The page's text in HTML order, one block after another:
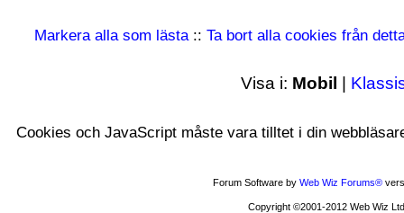
Markera alla som lästa :: Ta bort alla cookies från
Visa i: Mobil |
Cookies och JavaScript måste vara tilltet i din
Forum Software by Web Wiz Forums®
Copyright ©2001-2012 Web Wiz